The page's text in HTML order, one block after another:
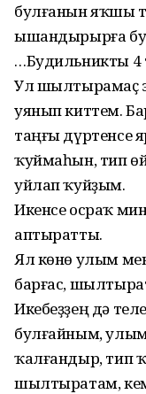
булғанын яҡшы
ышандырыр­ға
…Будильникты 4
Ул шылтырамаҫ
уянып киттем.
таңғы дүртенсе
ҡуймаһын, тип
уйлап ҡуйҙым.
Икенсе осраҡ
аптыратты.
Ял көнө улым
барғас,
Икебеҙҙең дә
булғайным,
ҡалғандыр, тип
шылтыратам,